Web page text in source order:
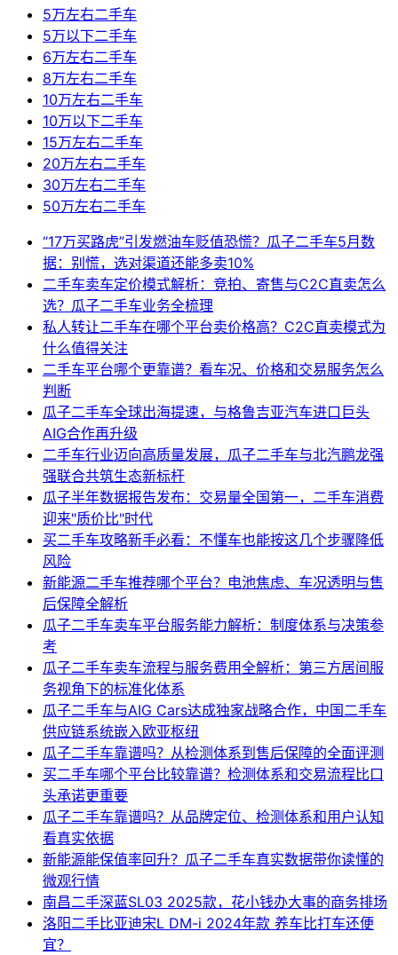
5万左右二手车
5万以下二手车
6万左右二手车
8万左右二手车
10万左右二手车
10万以下二手车
15万左右二手车
20万左右二手车
30万左右二手车
50万左右二手车
“17万买路虎”引发燃油车贬值恐慌？瓜子二手车5月数
据：别慌，选对渠道还能多卖10%
二手车卖车定价模式解析：竞拍、寄售与C2C直卖怎么
选？瓜子二手车业务全梳理
私人转让二手车在哪个平台卖价格高？C2C直卖模式为
什么值得关注
二手车平台哪个更靠谱？看车况、价格和交易服务怎么
判断
瓜子二手车全球出海提速，与格鲁吉亚汽车进口巨头
AIG合作再升级
二手车行业迈向高质量发展，瓜子二手车与北汽鹏龙强
强联合共筑生态新标杆
瓜子半年数据报告发布：交易量全国第一，二手车消费
迎来"质价比"时代
买二手车攻略新手必看：不懂车也能按这几个步骤降低
风险
新能源二手车推荐哪个平台？电池焦虑、车况透明与售
后保障全解析
瓜子二手车卖车平台服务能力解析：制度体系与决策参
考
瓜子二手车卖车流程与服务费用全解析：第三方居间服
务视角下的标准化体系
瓜子二手车与AIG Cars达成独家战略合作，中国二手车
供应链系统嵌入欧亚枢纽
瓜子二手车靠谱吗？从检测体系到售后保障的全面评测
买二手车哪个平台比较靠谱？检测体系和交易流程比口
头承诺更重要
瓜子二手车靠谱吗？从品牌定位、检测体系和用户认知
看真实依据
新能源能保值率回升？瓜子二手车真实数据带你读懂的
微观行情
南昌二手深蓝SL03 2025款，花小钱办大事的商务排场
洛阳二手比亚迪宋L DM-i 2024年款 养车比打车还便
宜？